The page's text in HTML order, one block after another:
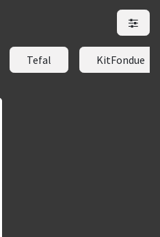
Tefal KitFondue